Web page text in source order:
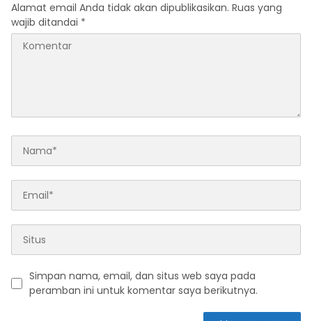
Alamat email Anda tidak akan dipublikasikan. Ruas yang
wajib ditandai *
Simpan nama, email, dan situs web saya pada
peramban ini untuk komentar saya berikutnya.